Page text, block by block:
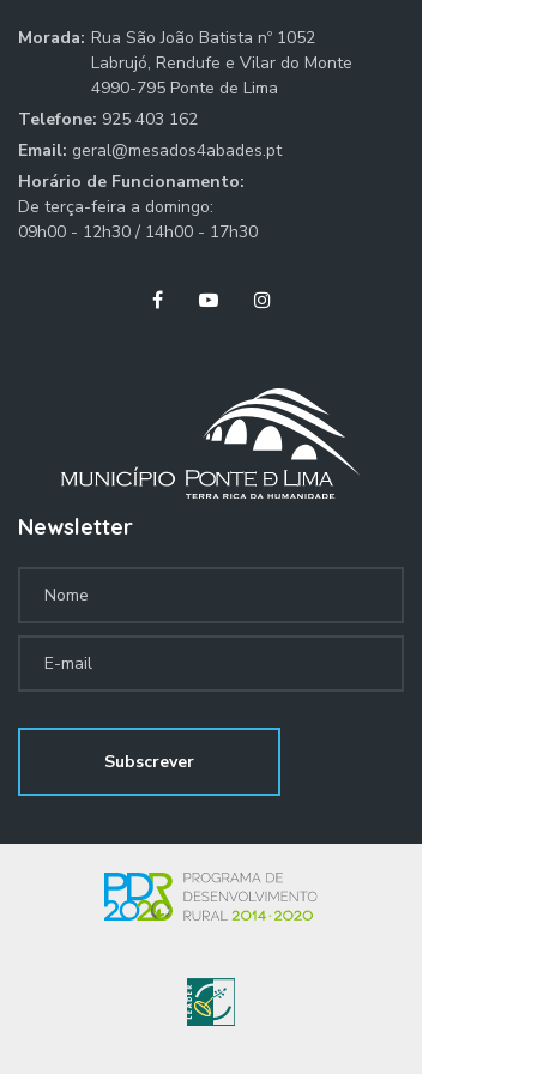
Morada: Rua São João Batista nº 1052
Labrujó, Rendufe e Vilar do Monte
4990-795 Ponte de Lima
Telefone: 925 403 162
Email: geral@mesados4abades.pt
Horário de Funcionamento:
De terça-feira a domingo:
09h00 - 12h30 / 14h00 - 17h30
Newsletter